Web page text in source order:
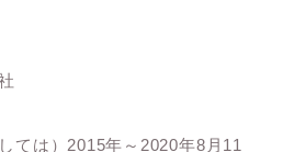
は）2015年～2020年8月11